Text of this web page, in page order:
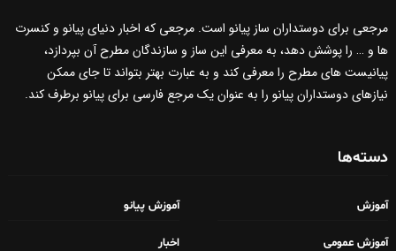
مرجعی برای دوستداران ساز پیانو است. مرجعی که اخبار دنیای پیانو و کنسرت
ها و … را پوشش دهد، به معرفی این ساز و سازندگان مطرح آن بپردازد،
پیانیست های مطرح را معرفی کند و به عبارت بهتر بتواند تا جای ممکن
نیازهای دوستداران پیانو را به عنوان یک مرجع فارسی برای پیانو برطرف کند.
دسته‌ها
آموزش آموزش پیانو
آموزش عمومی اخبار